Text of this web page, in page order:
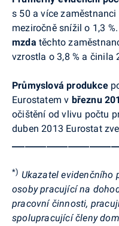
s 50 a více
meziročně snížil o 1,3 %.
mzda těchto
vzrostla o 3,8 % a činila
Průmyslová produkce
Eurostatem v březnu
očištění od vlivu počtu
duben 2013 Eurostat
*) Ukazatel evidenčního
osoby pracující na
pracovní činnosti,
spolupracující členy